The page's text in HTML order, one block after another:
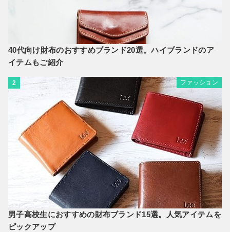
40代向け財布のおすすめブランド20選。ハイブランドのア
イテムもご紹介
2 ファッション
男子高校生におすすめの財布ブランド15選。人気アイテムを
ピックアップ